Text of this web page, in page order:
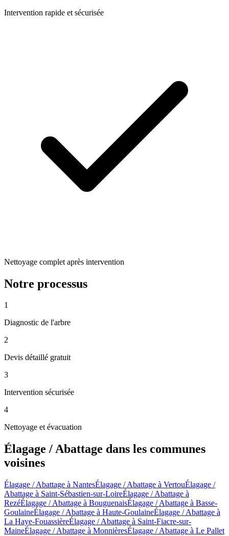
Intervention rapide et sécurisée
Nettoyage complet après intervention
Notre processus
1
Diagnostic de l'arbre
2
Devis détaillé gratuit
3
Intervention sécurisée
4
Nettoyage et évacuation
Élagage / Abattage dans les communes
voisines
Élagage / Abattage à NantesÉlagage / Abattage à VertouÉlagage /
Abattage à Saint-Sébastien-sur-LoireÉlagage / Abattage à
RezéÉlagage / Abattage à BouguenaisÉlagage / Abattage à Basse-
GoulaineÉlagage / Abattage à Haute-GoulaineÉlagage / Abattage à
La Haye-FouassièreÉlagage / Abattage à Saint-Fiacre-sur-
MaineÉlagage / Abattage à MonnièresÉlagage / Abattage à Le Pallet